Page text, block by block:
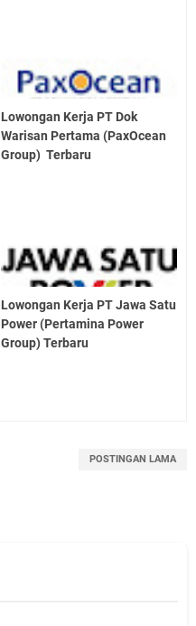
Lowongan Kerja PT Dok
Warisan Pertama (PaxOcean
Group) Terbaru
Lowongan Kerja PT Jawa Satu
Power (Pertamina Power
Group) Terbaru
POSTINGAN LAMA